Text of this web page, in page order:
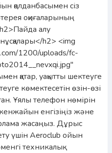
қолданбасымен сіз
оқиғаларының
алу
h2> <img
1200/uploads/fc-
қатар, уақытты шектеуге
көмектесетін өзін-өзі
Ұялы телефон нөмірін
енгізіңіз және
жасаңыз. Дұрыс
үшін Aeroclub ойын
техникалық